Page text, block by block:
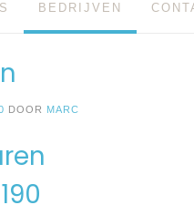
BEDRIJVEN
DOOR MARC